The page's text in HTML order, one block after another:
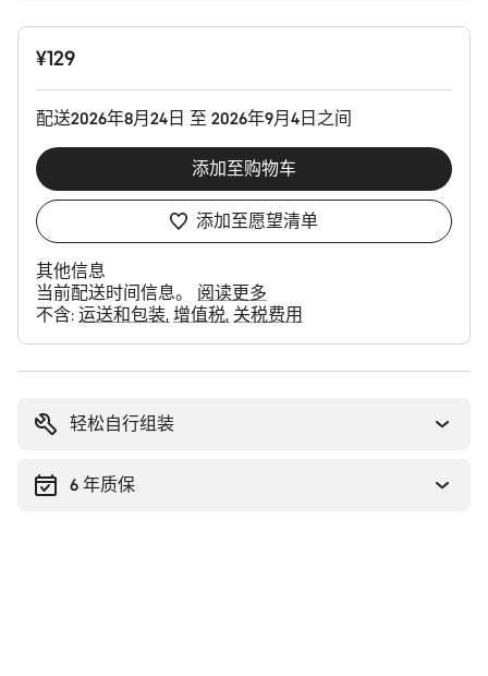
产
¥129
配送2026年8月24日 至 2026年9月4日之间
添加至购物车
添加至愿望清单
其他信息
当前配送时间信息。 阅读更多
不含: 运送和包装 增值税 关税费用
轻松自行组装
6 年质保